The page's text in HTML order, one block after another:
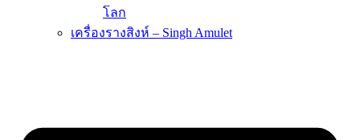
โลก
เครื่องรางสิงห์ – Singh Amulet